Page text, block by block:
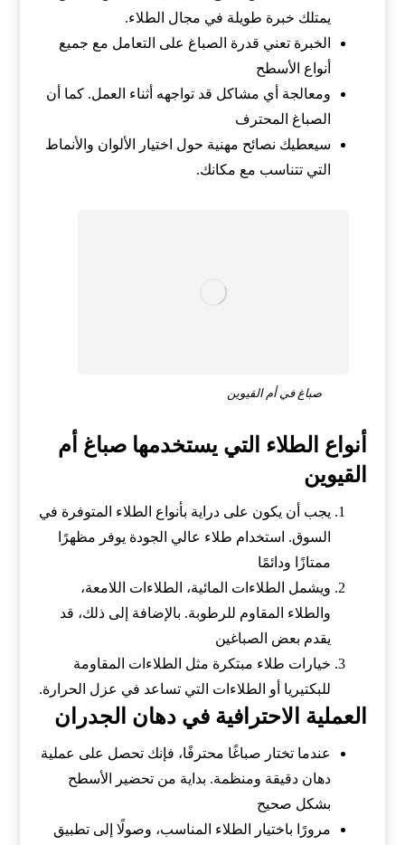
يمتلك خبرة طويلة في مجال الطلاء.
الخبرة تعني قدرة الصباغ على التعامل مع جميع
أنواع الأسطح
ومعالجة أي مشاكل قد تواجهه أثناء العمل. كما أن
الصباغ المحترف
سيعطيك نصائح مهنية حول اختيار الألوان والأنماط
التي تتناسب مع مكانك.
صباغ في أم القيوين
أنواع الطلاء التي يستخدمها صباغ أم
القيوين
يجب أن يكون على دراية بأنواع الطلاء المتوفرة في
السوق. استخدام طلاء عالي الجودة يوفر مظهرًا
ممتازًا ودائمًا
ويشمل الطلاءات المائية، الطلاءات اللامعة،
والطلاء المقاوم للرطوبة. بالإضافة إلى ذلك، قد
يقدم بعض الصباغين
خيارات طلاء مبتكرة مثل الطلاءات المقاومة
للبكتيريا أو الطلاءات التي تساعد في عزل الحرارة.
العملية الاحترافية في دهان الجدران
عندما تختار صباغًا محترفًا، فإنك تحصل على عملية
دهان دقيقة ومنظمة. بداية من تحضير الأسطح
بشكل صحيح
مرورًا باختيار الطلاء المناسب، وصولًا إلى تطبيق